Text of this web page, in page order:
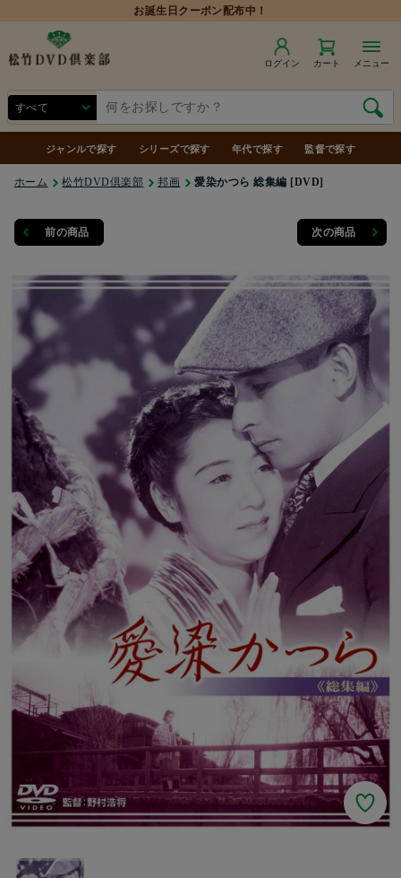
お誕生日クーポン配布中！
ログイン カート メニュー
ジャンルで探す シリーズで探す 年代で探す 監督で探す
ホーム 松竹DVD倶楽部 邦画 愛染かつら 総集編 [DVD]
前の商品 次の商品